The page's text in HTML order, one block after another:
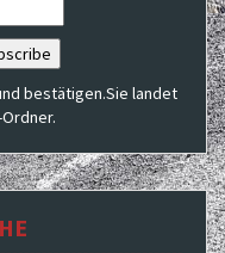
bestätigen.Sie landet